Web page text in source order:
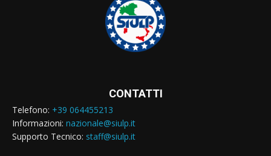
CONTATTI
Telefono: +39 064455213
Informazioni: nazionale@siulp.it
Supporto Tecnico: staff@siulp.it